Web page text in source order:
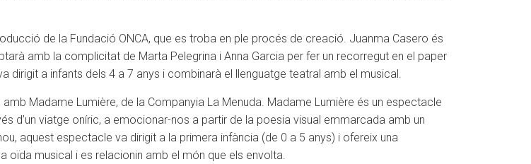
de la Fundació ONCA, que es troba en ple procés de creació. Juanma Casero és
amb la complicitat de Marta Pelegrina i Anna Garcia per fer un recorregut en el paper
dirigit a infants dels 4 a 7 anys i combinarà el llenguatge teatral amb el musical.
Madame Lumière, de la Companyia La Menuda. Madame Lumière és un espectacle
d’un viatge oníric, a emocionar-nos a partir de la poesia visual emmarcada amb un
aquest espectacle va dirigit a la primera infància (de 0 a 5 anys) i ofereix una
oïda musical i es relacionin amb el món que els envolta.